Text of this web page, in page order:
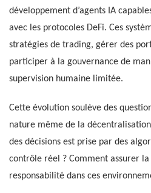
développement d’agents IA
avec les protocoles DeFi. Ces
stratégies de trading, gérer des
participer à la gouvernance de
supervision humaine limitée.
Cette évolution soulève des
nature même de la
des décisions est prise par des
contrôle réel ? Comment assurer
responsabilité dans ces